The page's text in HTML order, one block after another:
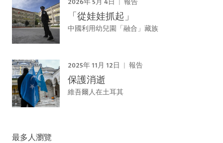
「從娃娃抓起」
中國利用幼兒園「融合」藏族
2025年 11月 12日 報告
保護消逝
維吾爾人在土耳其
最多人瀏覽